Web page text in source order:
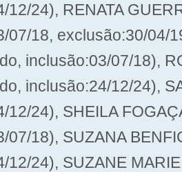
12/24), RENATA
07/18, exclusão:30/04/
inclusão:03/07/18),
inclusão:24/12/24),
12/24), SHEILA
07/18), SUZANA
12/24), SUZANE